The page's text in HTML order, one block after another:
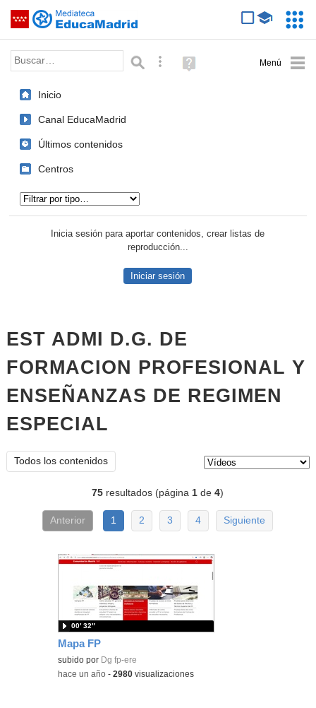
Saltar navegación
Palabra o frase: Búsqueda avanzada
Ayuda
(en
Inicio
Canal EducaMadrid
Últimos contenidos
Centros
Inicia sesión para aportar contenidos, crear listas de
reproducción...
Iniciar sesión
EST ADMI D.G. DE
FORMACION PROFESIONAL Y
ENSEÑANZAS DE REGIMEN
ESPECIAL
Todos los contenidos
75 resultados (página1 de4)
Anterior 1 2 3 4 Siguiente
Mapa FP
subido por Dg fp-ere
00′ 32″
-hace un año -2980 visualizaciones